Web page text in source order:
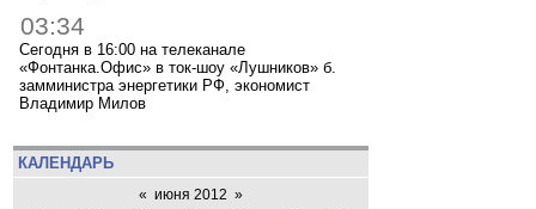
03:34
Сегодня в 16:00 на телеканале
«Фонтанка.Офис» в ток-шоу «Лушников» б.
замминистра энергетики РФ, экономист
Владимир Милов
КАЛЕНДАРЬ
« июня 2012 »